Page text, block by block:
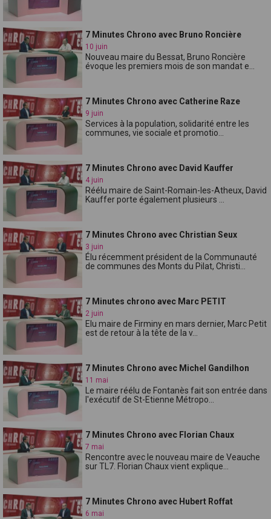
7 Minutes Chrono avec Bruno Roncière
10 juin
Nouveau maire du Bessat, Bruno Roncière
évoque les premiers mois de son mandat e...
7 Minutes Chrono avec Catherine Raze
9 juin
Services à la population, solidarité entre les
communes, vie sociale et promotio...
7 Minutes Chrono avec David Kauffer
4 juin
Réélu maire de Saint-Romain-les-Atheux, David
Kauffer porte également plusieurs ...
7 Minutes Chrono avec Christian Seux
3 juin
Élu récemment président de la Communauté
de communes des Monts du Pilat, Christi...
7 Minutes chrono avec Marc PETIT
2 juin
Elu maire de Firminy en mars dernier, Marc Petit
est de retour à la tête de la v...
7 Minutes Chrono avec Michel Gandilhon
11 mai
Le maire réélu de Fontanès fait son entrée dans
l'exécutif de St-Etienne Métropo...
7 Minutes Chrono avec Florian Chaux
7 mai
Rencontre avec le nouveau maire de Veauche
sur TL7. Florian Chaux vient explique...
7 Minutes Chrono avec Hubert Roffat
6 mai